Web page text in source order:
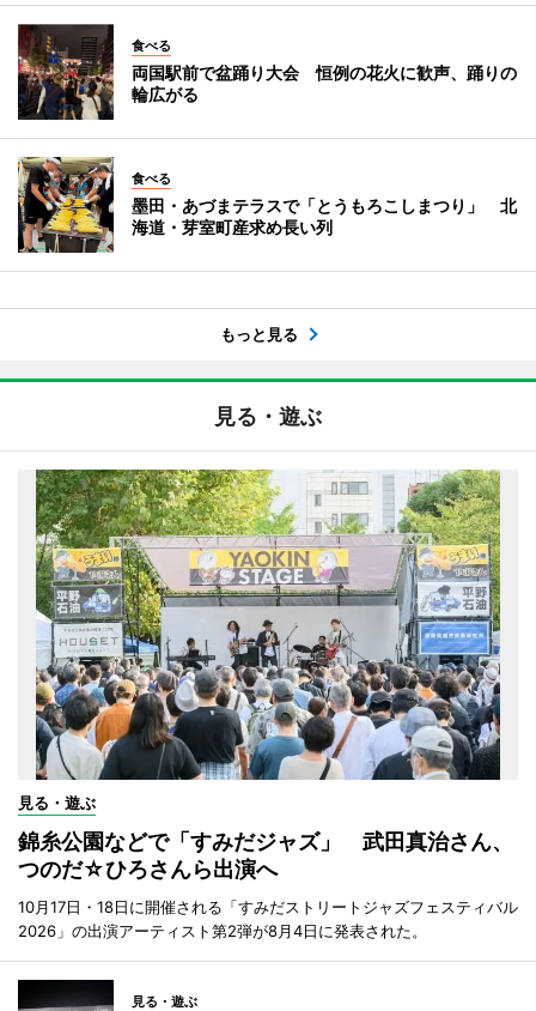
食べる
両国駅前で盆踊り大会 恒例の花火に歓声、踊りの
輪広がる
食べる
墨田・あづまテラスで「とうもろこしまつり」 北
海道・芽室町産求め長い列
もっと見る
見る・遊ぶ
見る・遊ぶ
錦糸公園などで「すみだジャズ」 武田真治さん、
つのだ☆ひろさんら出演へ
10月17日・18日に開催される「すみだストリートジャズフェスティバル
2026」の出演アーティスト第2弾が8月4日に発表された。
見る・遊ぶ